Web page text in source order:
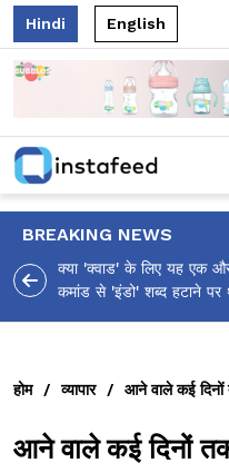
Hindi English
BREAKING NEWS
आलिया भट्ट का मज़ेदार
उठे सवालों का मज़ाकिया
होम / व्यापार / आने वाले कई
आने वाले कई दिनों